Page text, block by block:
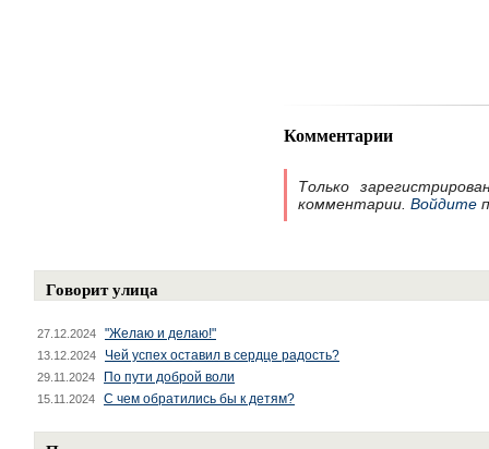
Комментарии
Только
комментарии. Войдите
Говорит улица
27.12.2024 "Желаю и делаю!"
13.12.2024 Чей успех оставил в сердце радость?
29.11.2024 По пути доброй воли
15.11.2024 С чем обратились бы к детям?